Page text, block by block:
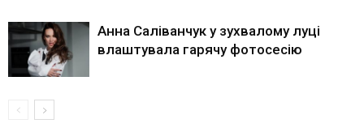
Анна Саліванчук у зухвалому луці
влаштувала гарячу фотосесію